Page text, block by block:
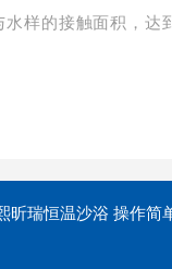
水样的接触面积，达
昕瑞恒温沙浴 操作简